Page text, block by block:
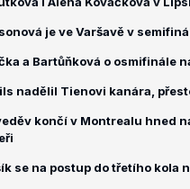
je ve Varšavě v
a Bartůňková o osmifinále
nadělil Tienovi kanára,
končí v Montrealu hned
se na postup do třetího kola